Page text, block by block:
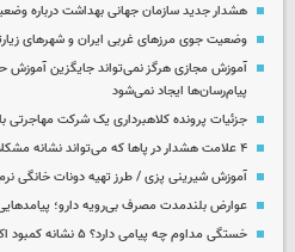
هشدار جدید سازمان جهانی بهداشت درباره
وضعیت جوی مرزهای غربی ایران و شهرهای
آموزش مجازی هرگز نمی‌تواند جایگزین
پیام‌رسان‌ها ایجاد نمی‌شود
جزئیات پرونده کلاهبرداری یک شرکت مهاجرتی با حدود
۴ علامت هشدار در پاها که می‌تواند نشانه مشکلات جدی سلامت باشد
آموزش شیرینی پزی / طرز تهیه دونات خانگی
عوارض بلندمدت مصرف بی‌رویه دارو؛
خستگی مداوم چه پیامی دارد؟ ۵ نشانه کمبود اکسیژن خون که باید جدی گرفت